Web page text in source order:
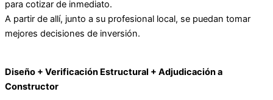
para cotizar de inmediato.
A partir de allí, junto a su profesional local, se puedan tomar
mejores decisiones de inversión.
Diseño + Verificación Estructural + Adjudicación a
Constructor